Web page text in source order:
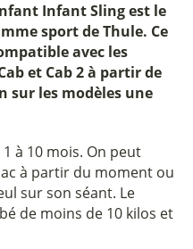
Infant Sling est le
sport de Thule. Ce
avec les
et Cab 2 à partir de
sur les modèles une
à 10 mois. On peut
à partir du moment ou
sur son séant. Le
de moins de 10 kilos et